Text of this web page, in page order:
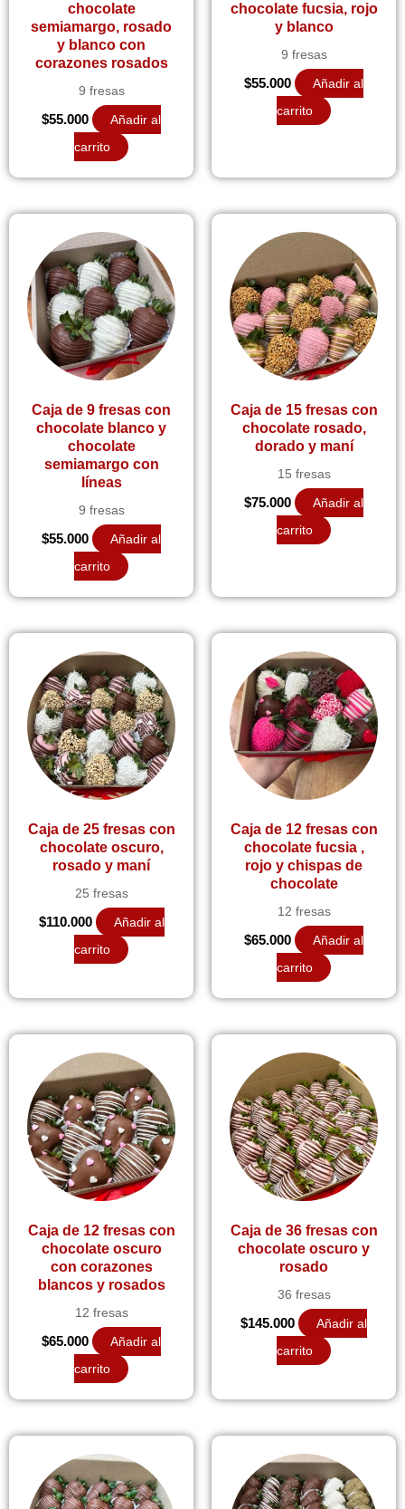
chocolate
semiamargo, rosado
y blanco con
corazones rosados
9 fresas
$55.000
Añadir al
carrito
chocolate fucsia, rojo
y blanco
9 fresas
$55.000
Añadir al
carrito
Caja de 9 fresas con
chocolate blanco y
chocolate
semiamargo con
líneas
9 fresas
$55.000
Añadir al
carrito
Caja de 15 fresas con
chocolate rosado,
dorado y maní
15 fresas
$75.000
Añadir al
carrito
Caja de 25 fresas con
chocolate oscuro,
rosado y maní
25 fresas
$110.000
Añadir al
carrito
Caja de 12 fresas con
chocolate fucsia ,
rojo y chispas de
chocolate
12 fresas
$65.000
Añadir al
carrito
Caja de 12 fresas con
chocolate oscuro
con corazones
blancos y rosados
12 fresas
$65.000
Añadir al
carrito
Caja de 36 fresas con
chocolate oscuro y
rosado
36 fresas
$145.000
Añadir al
carrito